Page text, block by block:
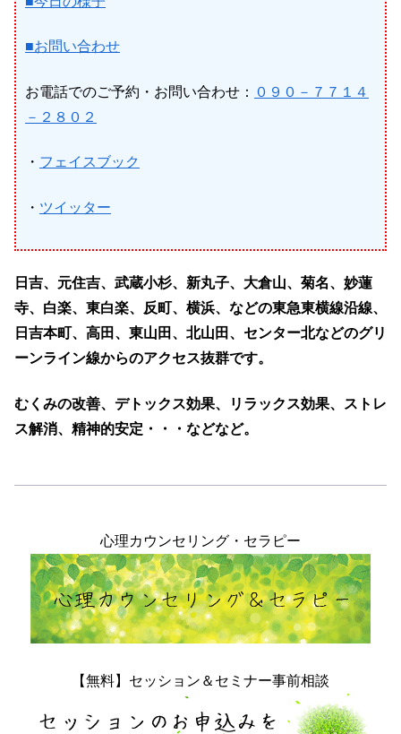
■お問い合わせ
お電話でのご予約・お問い合わせ： ０９０－７７１４
－２８０２
・ フェイスブック
・ ツイッター
日吉、元住吉、武蔵小杉、新丸子、大倉山、菊名、妙蓮
寺、白楽、東白楽、反町、横浜、などの東急東横線沿線、
日吉本町、高田、東山田、北山田、センター北などのグリ
ーンライン線からのアクセス抜群です。
むくみの改善、デトックス効果、リラックス効果、ストレ
ス解消、精神的安定・・・などなど。
心理カウンセリング・セラピー
【無料】セッション＆セミナー事前相談